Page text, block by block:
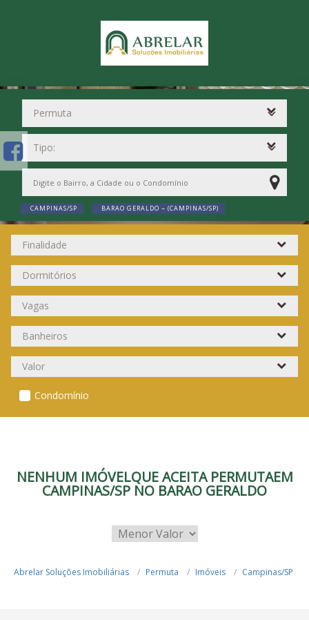
CAMPINAS/SP BARAO GERALDO ~ (CAMPINAS/SP)
Condomínio
NENHUM IMÓVELQUE ACEITA PERMUTAEM
CAMPINAS/SP NO BARAO GERALDO
Abrelar Soluções Imobiliárias Permuta Imóveis Campinas/SP